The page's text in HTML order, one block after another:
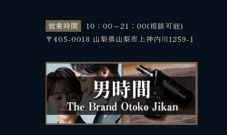
営業時間
10：00～21：00(相談可能)
〒405-0018 山梨県山梨市上神内川1259-1